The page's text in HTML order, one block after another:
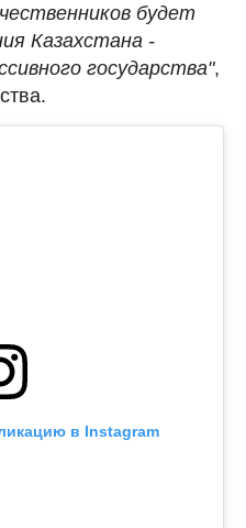
будет
Казахстана -
государства",
в Instagram